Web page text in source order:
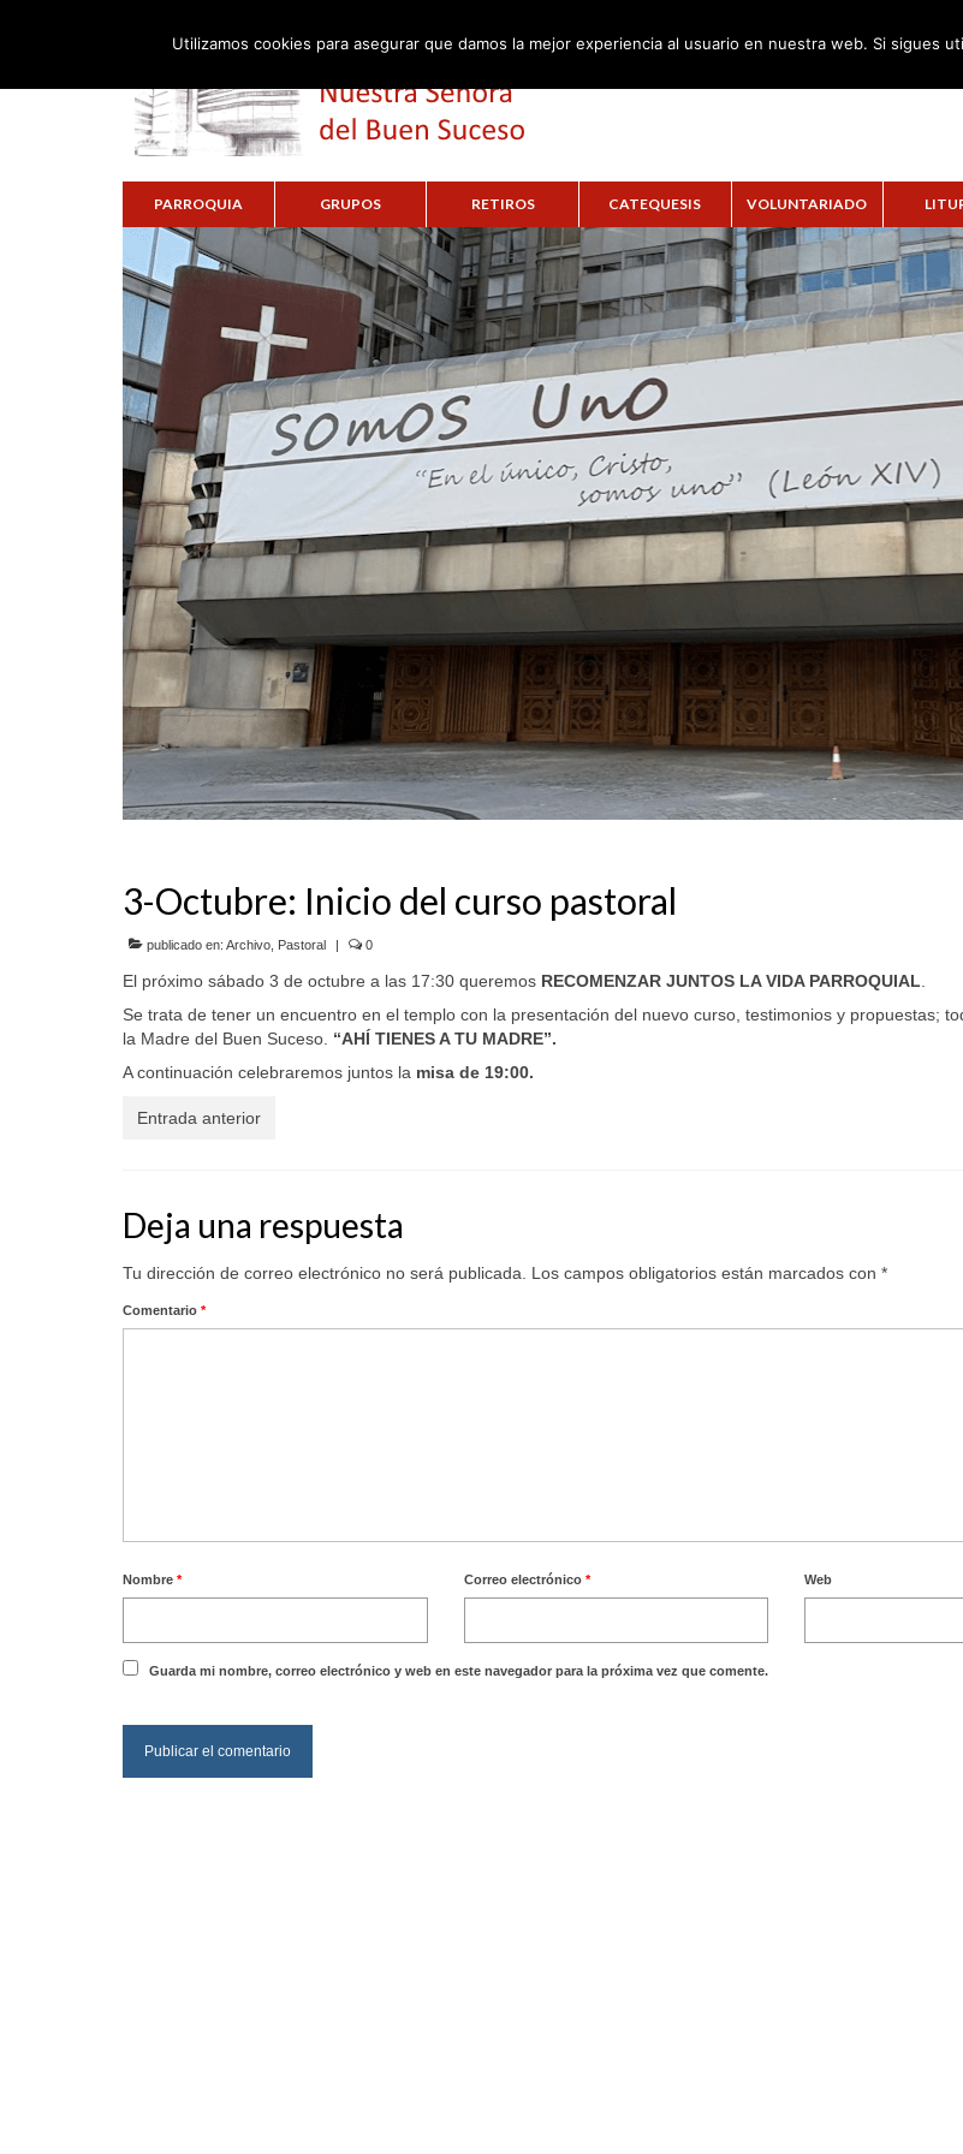
PARROQUIA GRUPOS RETIROS CATEQUESIS VOLUNTARIADO
3-Octubre: Inicio del curso pastoral
publicado en: Archivo Pastoral | 0
El próximo sábado 3 de octubre a las 17:30 queremos RECOMENZAR JUNTOS LA VIDA PARROQUIAL
Se trata de tener un encuentro en el templo con la presentación del nuevo curso, testimonios y propuestas;
la Madre del Buen Suceso. “AHÍ TIENES A TU MADRE”.
A continuación celebraremos juntos la misa de 19:00.
Entrada anterior
Deja una respuesta
Tu dirección de correo electrónico no será publicada. Los campos obligatorios están marcados con *
Comentario *
Nombre * Correo electrónico * Web
Guarda mi nombre, correo electrónico y web en este navegador para la próxima vez que comente.
Utilizamos cookies para asegurar que damos la mejor experiencia al usuario en nuestra web. Si sigues